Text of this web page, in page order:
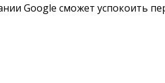
Google сможет успокоить